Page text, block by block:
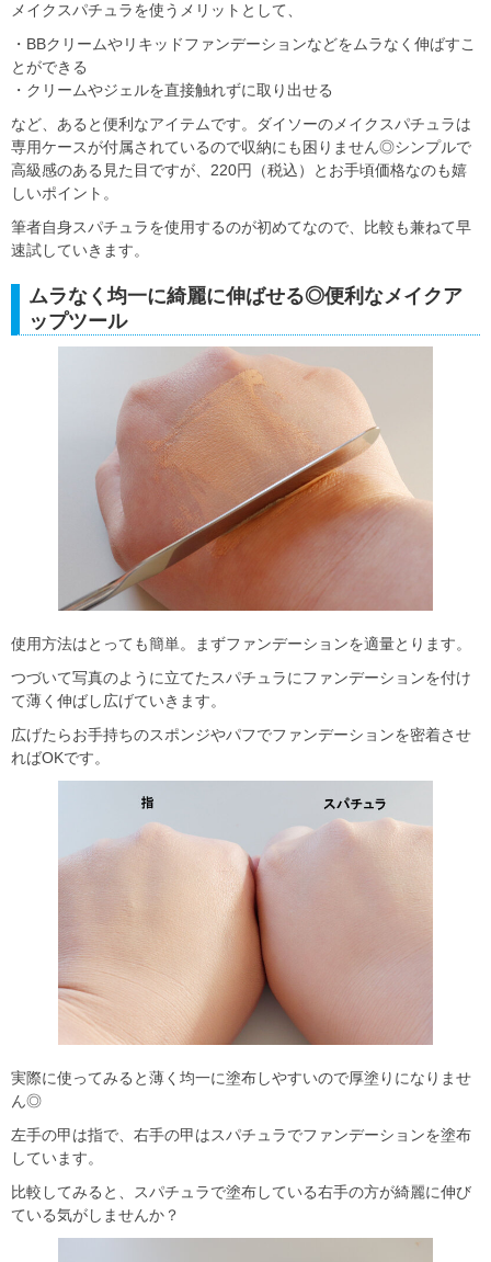
メイクスパチュラを使うメリットとして、
・BBクリームやリキッドファンデーションなどをムラなく伸ばすこ
とができる
・クリームやジェルを直接触れずに取り出せる
など、あると便利なアイテムです。ダイソーのメイクスパチュラは
専用ケースが付属されているので収納にも困りません◎シンプルで
高級感のある見た目ですが、220円（税込）とお手頃価格なのも嬉
しいポイント。
筆者自身スパチュラを使用するのが初めてなので、比較も兼ねて早
速試していきます。
ムラなく均一に綺麗に伸ばせる◎便利なメイクア
ップツール
使用方法はとっても簡単。まずファンデーションを適量とります。
つづいて写真のように立てたスパチュラにファンデーションを付け
て薄く伸ばし広げていきます。
広げたらお手持ちのスポンジやパフでファンデーションを密着させ
ればOKです。
実際に使ってみると薄く均一に塗布しやすいので厚塗りになりませ
ん◎
左手の甲は指で、右手の甲はスパチュラでファンデーションを塗布
しています。
比較してみると、スパチュラで塗布している右手の方が綺麗に伸び
ている気がしませんか？